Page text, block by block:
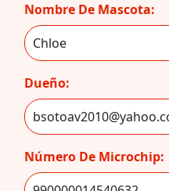
Nombre De Mascota:
Dueño:
Número De Microchip: